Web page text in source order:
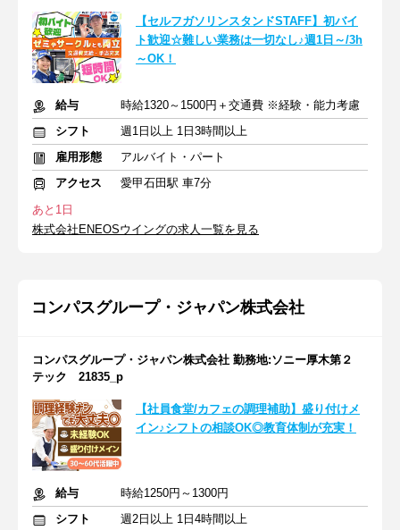
【セルフガソリンスタンドSTAFF】初バイ
ト歓迎☆難しい業務は一切なし♪週1日～/3h
～OK！
給与
時給1320～1500円＋交通費 ※経験・能力考慮
シフト
週1日以上 1日3時間以上
雇用形態
アルバイト・パート
アクセス
愛甲石田駅 車7分
あと1日
株式会社ENEOSウイングの求人一覧を見る
コンパスグループ・ジャパン株式会社
コンパスグループ・ジャパン株式会社 勤務地:ソニー厚木第２
テック 21835_p
【社員食堂/カフェの調理補助】盛り付けメ
イン♪シフトの相談OK◎教育体制が充実！
給与
時給1250円～1300円
シフト
週2日以上 1日4時間以上